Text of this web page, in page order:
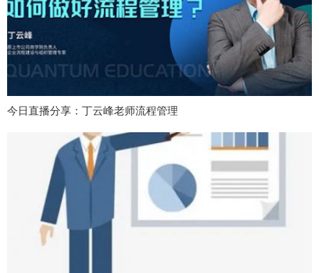
今日直播分享：丁云峰老师流程管理